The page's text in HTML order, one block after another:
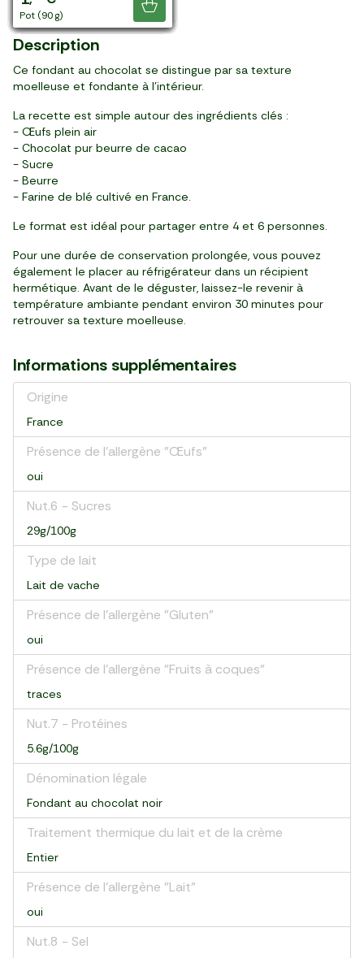
pack de 4 (400 g)
pot (80 g)
pot (80 g)
pot (70 g)
pot (130 g)
pack de 4 (280 g)
pot (125 g)
pack de 2 (200 g)
pot (400 g)
pack de 4 (400 g)
pack de 4 (500 g)
pot (500 g)
pack de 2 (180 g)
pot (90 g)
pot (450 g)
6 pièces (180 g)
pack de 2 (200 g)
pot (125 g)
pot (90 g)
Je découvre
Description
Ce fondant au chocolat se distingue par sa texture
moelleuse et fondante à l'intérieur.
La recette est simple autour des ingrédients clés :
- Œufs plein air
- Chocolat pur beurre de cacao
- Sucre
- Beurre
- Farine de blé cultivé en France.
Le format est idéal pour partager entre 4 et 6 personnes.
Pour une durée de conservation prolongée, vous pouvez
également le placer au réfrigérateur dans un récipient
hermétique. Avant de le déguster, laissez-le revenir à
température ambiante pendant environ 30 minutes pour
retrouver sa texture moelleuse.
Informations supplémentaires
Origine
France
Présence de l'allergène "Œufs"
oui
Nut.6 - Sucres
29g/100g
Type de lait
Lait de vache
Présence de l'allergène "Gluten"
oui
Présence de l'allergène "Fruits à coques"
traces
Nut.7 - Protéines
5.6g/100g
Dénomination légale
Fondant au chocolat noir
Traitement thermique du lait et de la crème
Entier
Présence de l'allergène "Lait"
oui
Nut.8 - Sel